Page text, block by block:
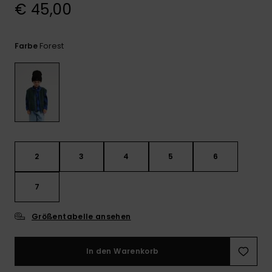
€ 45,00
Farbe Forest
2 3 4 5 6
7
Größentabelle ansehen
In den Warenkorb